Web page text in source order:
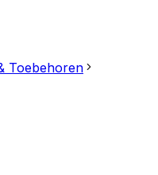
Toebehoren